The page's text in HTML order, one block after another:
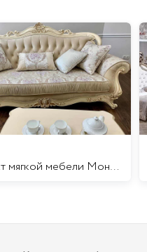
Комплект мягкой мебели Мона Лиза